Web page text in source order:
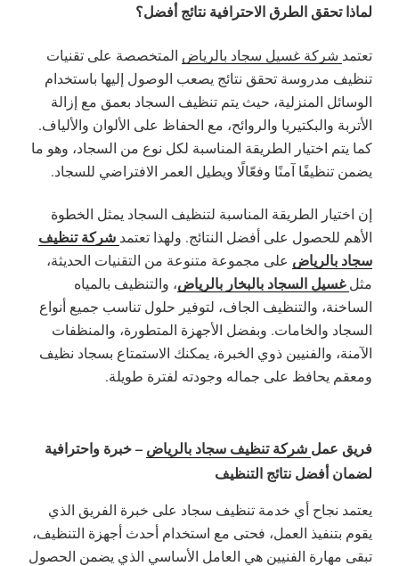
لماذا تحقق الطرق الاحترافية نتائج أفضل؟
تعتمد شركة غسيل سجاد بالرياض المتخصصة على تقنيات
تنظيف مدروسة تحقق نتائج يصعب الوصول إليها باستخدام
الوسائل المنزلية، حيث يتم تنظيف السجاد بعمق مع إزالة
الأتربة والبكتيريا والروائح، مع الحفاظ على الألوان والألياف.
كما يتم اختيار الطريقة المناسبة لكل نوع من السجاد، وهو ما
يضمن تنظيفًا آمنًا وفعّالًا ويطيل العمر الافتراضي للسجاد.
إن اختيار الطريقة المناسبة لتنظيف السجاد يمثل الخطوة
الأهم للحصول على أفضل النتائج. ولهذا تعتمد شركة تنظيف
سجاد بالرياض على مجموعة متنوعة من التقنيات الحديثة،
مثل غسيل السجاد بالبخار بالرياض، والتنظيف بالمياه
الساخنة، والتنظيف الجاف، لتوفير حلول تناسب جميع أنواع
السجاد والخامات. وبفضل الأجهزة المتطورة، والمنظفات
الآمنة، والفنيين ذوي الخبرة، يمكنك الاستمتاع بسجاد نظيف
ومعقم يحافظ على جماله وجودته لفترة طويلة.
فريق عمل شركة تنظيف سجاد بالرياض – خبرة واحترافية
لضمان أفضل نتائج التنظيف
يعتمد نجاح أي خدمة تنظيف سجاد على خبرة الفريق الذي
يقوم بتنفيذ العمل، فحتى مع استخدام أحدث أجهزة التنظيف،
تبقى مهارة الفنيين هي العامل الأساسي الذي يضمن الحصول